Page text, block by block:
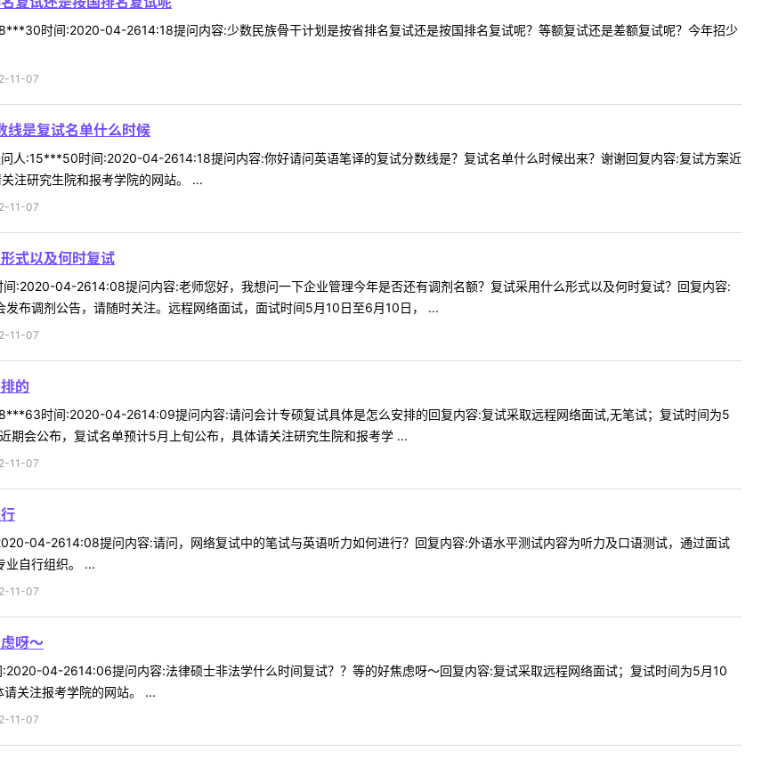
时间:2020-04-2614:18提问内容:少数民族骨干计划是按省排名复试还是按国排名复试呢？等额复试还是差额复试呢？今年招少
11-07
线是复试名单什么时候
人:15***50时间:2020-04-2614:18提问内容:你好请问英语笔译的复试分数线是？复试名单什么时候出来？谢谢回复内容:复试方案近
注研究生院和报考学院的网站。 ...
11-07
式以及何时复试
:2020-04-2614:08提问内容:老师您好，我想问一下企业管理今年是否还有调剂名额？复试采用什么形式以及何时复试？回复内容:
布调剂公告，请随时关注。远程网络面试，面试时间5月10日至6月10日， ...
11-07
的
时间:2020-04-2614:09提问内容:请问会计专硕复试具体是怎么安排的回复内容:复试采取远程网络面试,无笔试；复试时间为5
期会公布，复试名单预计5月上旬公布，具体请关注研究生院和报考学 ...
11-07
04-2614:08提问内容:请问，网络复试中的笔试与英语听力如何进行？回复内容:外语水平测试内容为听力及口语测试，通过面试
业自行组织。 ...
11-07
呀～
04-2614:06提问内容:法律硕士非法学什么时间复试？？等的好焦虑呀～回复内容:复试采取远程网络面试；复试时间为5月10
关注报考学院的网站。 ...
11-07